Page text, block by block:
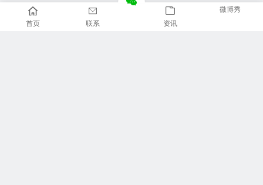
首页 联系 资讯
微博秀